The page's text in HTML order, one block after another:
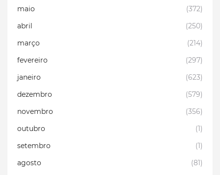
maio
(372)
abril
(250)
março
(214)
fevereiro
(297)
janeiro
(623)
dezembro
(579)
novembro
(356)
outubro
(1)
setembro
(1)
agosto
(81)